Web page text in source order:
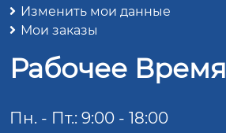
Изменить мои данные
Мои заказы
Рабочее Время
Пн. - Пт.: 9:00 - 18:00